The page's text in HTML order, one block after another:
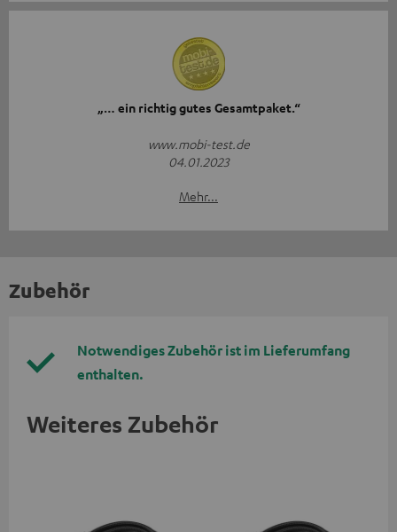
„… ein richtig gutes Gesamtpaket.“
www.mobi-test.de
04.01.2023
Mehr...
Zubehör
Notwendiges Zubehör ist im Lieferumfang
enthalten.
Weiteres Zubehör